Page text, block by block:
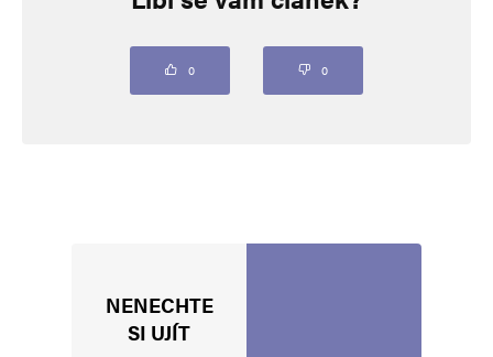
0 0
NENECHTE
SI UJÍT